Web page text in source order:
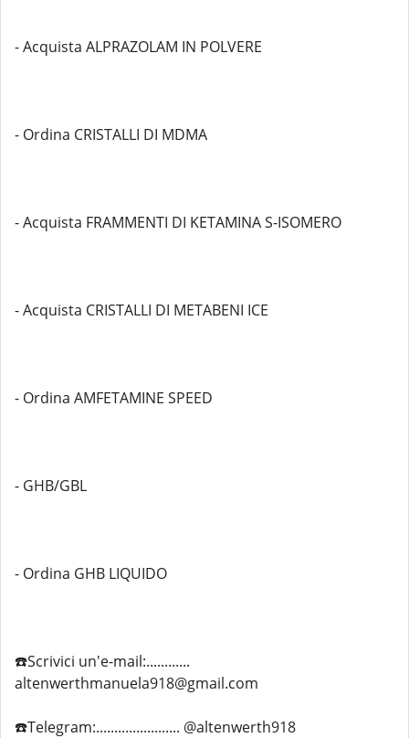
- Acquista ALPRAZOLAM IN POLVERE
- Ordina CRISTALLI DI MDMA
- Acquista FRAMMENTI DI KETAMINA S-ISOMERO
- Acquista CRISTALLI DI METABENI ICE
- Ordina AMFETAMINE SPEED
- GHB/GBL
- Ordina GHB LIQUIDO
☎️Scrivici un'e-mail:............
altenwerthmanuela918@gmail.com
☎️Telegram:....................... @altenwerth918